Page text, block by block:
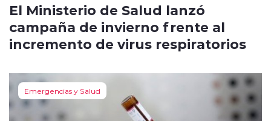
El Ministerio de Salud lanzó
campaña de invierno frente al
incremento de virus respiratorios
Emergencias y Salud